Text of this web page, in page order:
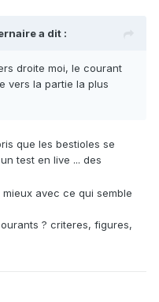
a dit :
droite moi, le courant
vers la partie la plus
que les bestioles se
test en live ... des
avec ce qui semble
? criteres, figures,